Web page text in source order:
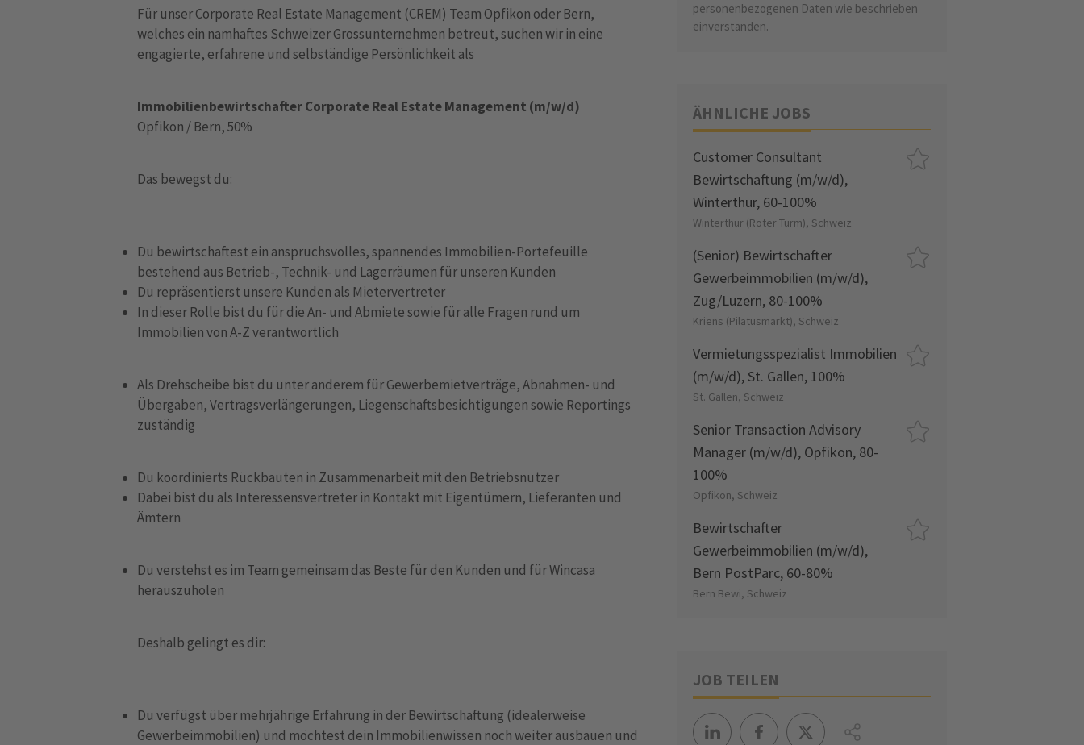
Für unser Corporate Real Estate Management (CREM) Team Opfikon oder Bern,
welches ein namhaftes Schweizer Grossunternehmen betreut, suchen wir in eine
engagierte, erfahrene und selbständige Persönlichkeit als
Immobilienbewirtschafter Corporate Real Estate Management (m/w/d)
Opfikon / Bern, 50%
Das bewegst du:
Du bewirtschaftest ein anspruchsvolles, spannendes Immobilien-Portefeuille
bestehend aus Betrieb-, Technik- und Lagerräumen für unseren Kunden
Du repräsentierst unsere Kunden als Mietervertreter
In dieser Rolle bist du für die An- und Abmiete sowie für alle Fragen rund um
Immobilien von A-Z verantwortlich
Als Drehscheibe bist du unter anderem für Gewerbemietverträge, Abnahmen- und
Übergaben, Vertragsverlängerungen, Liegenschaftsbesichtigungen sowie Reportings
zuständig
Du koordinierts Rückbauten in Zusammenarbeit mit den Betriebsnutzer
Dabei bist du als Interessensvertreter in Kontakt mit Eigentümern, Lieferanten und
Ämtern
Du verstehst es im Team gemeinsam das Beste für den Kunden und für Wincasa
herauszuholen
Deshalb gelingt es dir:
Du verfügst über mehrjährige Erfahrung in der Bewirtschaftung (idealerweise
Gewerbeimmobilien) und möchtest dein Immobilienwissen noch weiter ausbauen und
personenbezogenen Daten wie beschrieben
einverstanden.
ÄHNLICHE JOBS
Customer Consultant
Bewirtschaftung (m/w/d),
Winterthur, 60-100%
Winterthur (Roter Turm), Schweiz
(Senior) Bewirtschafter
Gewerbeimmobilien (m/w/d),
Zug/Luzern, 80-100%
Kriens (Pilatusmarkt), Schweiz
Vermietungsspezialist Immobilien
(m/w/d), St. Gallen, 100%
St. Gallen, Schweiz
Senior Transaction Advisory
Manager (m/w/d), Opfikon, 80-
100%
Opfikon, Schweiz
Bewirtschafter
Gewerbeimmobilien (m/w/d),
Bern PostParc, 60-80%
Bern Bewi, Schweiz
JOB TEILEN